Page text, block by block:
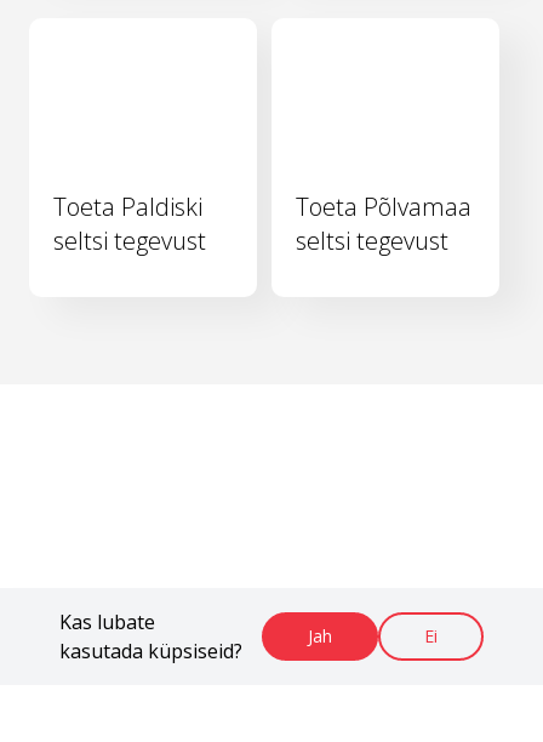
Kas lubate
kasutada küpsiseid?
Jah Ei
Toeta Paldiski
seltsi tegevust
Toeta Põlvamaa
seltsi tegevust